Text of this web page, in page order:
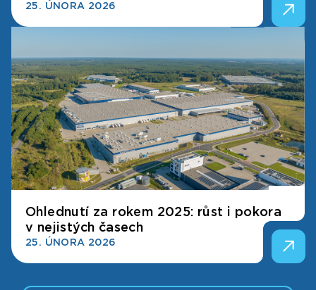
25. ÚNORA 2026
Ohlednutí za rokem 2025: růst i pokora
v nejistých časech
25. ÚNORA 2026